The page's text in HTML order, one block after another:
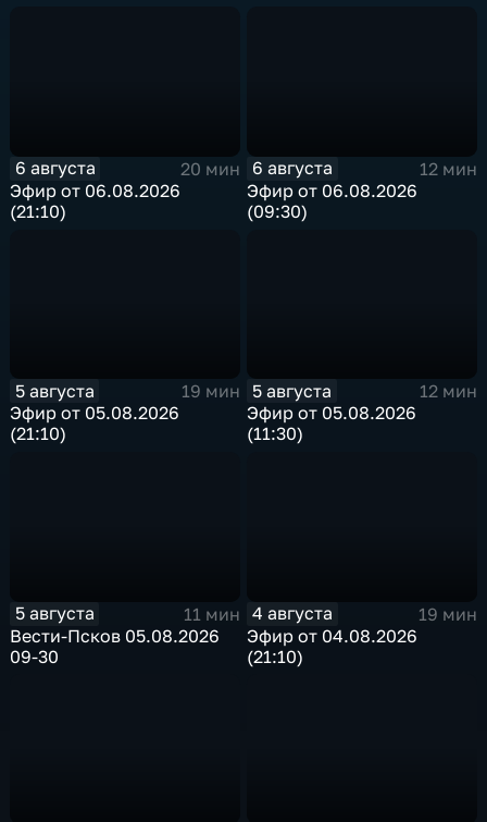
6 августа
20 мин
Эфир от 06.08.2026
(21:10)
6 августа
12 мин
Эфир от 06.08.2026
(09:30)
5 августа
19 мин
Эфир от 05.08.2026
(21:10)
5 августа
12 мин
Эфир от 05.08.2026
(11:30)
5 августа
11 мин
Вести-Псков 05.08.2026
09-30
4 августа
19 мин
Эфир от 04.08.2026
(21:10)